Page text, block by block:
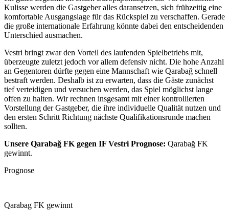
Kulisse werden die Gastgeber alles daransetzen, sich frühzeitig eine
komfortable Ausgangslage für das Rückspiel zu verschaffen. Gerade
die große internationale Erfahrung könnte dabei den entscheidenden
Unterschied ausmachen.
Vestri bringt zwar den Vorteil des laufenden Spielbetriebs mit,
überzeugte zuletzt jedoch vor allem defensiv nicht. Die hohe Anzahl
an Gegentoren dürfte gegen eine Mannschaft wie Qarabağ schnell
bestraft werden. Deshalb ist zu erwarten, dass die Gäste zunächst
tief verteidigen und versuchen werden, das Spiel möglichst lange
offen zu halten. Wir rechnen insgesamt mit einer kontrollierten
Vorstellung der Gastgeber, die ihre individuelle Qualität nutzen und
den ersten Schritt Richtung nächste Qualifikationsrunde machen
sollten.
Unsere Qarabağ FK gegen IF Vestri Prognose: Qarabağ FK
gewinnt.
Prognose
Qarabag FK gewinnt